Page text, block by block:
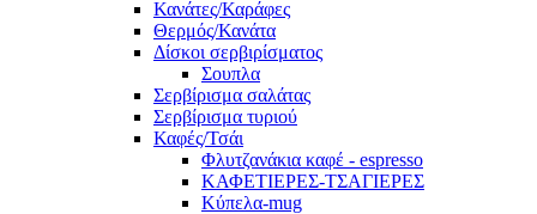
Κανάτες/Καράφες
Θερμός/Κανάτα
Δίσκοι σερβιρίσματος
Σουπλα
Σερβίρισμα σαλάτας
Σερβίρισμα τυριού
Καφές/Τσάι
Φλυτζανάκια καφέ - espresso
ΚΑΦΕΤΙΕΡΕΣ-ΤΣΑΓΙΕΡΕΣ
Κύπελα-mug